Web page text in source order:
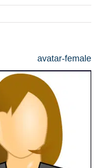
avatar-female